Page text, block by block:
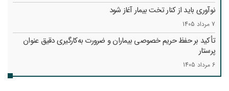
نوآوری باید از کنار تخت بیمار آغاز شود
7 مرداد 1405
تأکید بر حفظ حریم خصوصی بیماران و ضرورت به‌کارگیری دقیق عنوان
پرستار
6 مرداد 1405